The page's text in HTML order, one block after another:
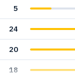
5
24
20
18